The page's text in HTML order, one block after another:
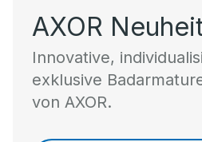
AXOR
Innovative,
exklusive
von AXOR.